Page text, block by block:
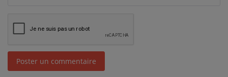
Poster un commentaire